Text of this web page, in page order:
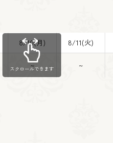
8/10(月) 8/11(火)
~ ~
スクロールできます